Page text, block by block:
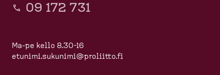
09 172 731
Ma-pe kello 8.30-16
etunimi.sukunimi@proliitto.fi